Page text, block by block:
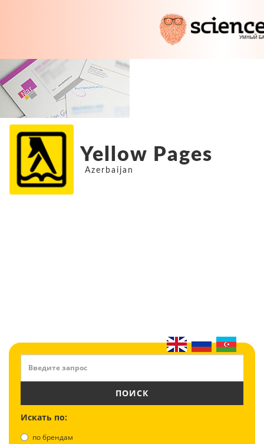
Yellow Pages
Azerbaijan
ПОИСК
Искать по:
по брендам